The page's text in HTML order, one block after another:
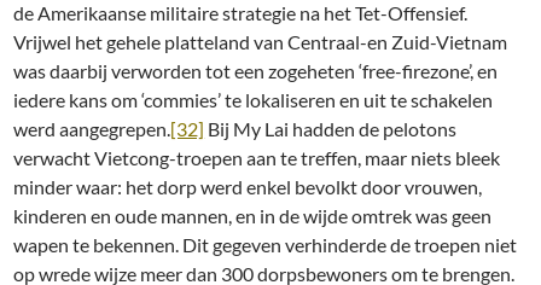
de Amerikaanse militaire strategie na het Tet-Offensief.
Vrijwel het gehele platteland van Centraal-en Zuid-Vietnam
was daarbij verworden tot een zogeheten ‘free-firezone’, en
iedere kans om ‘commies’ te lokaliseren en uit te schakelen
werd aangegrepen.[32] Bij My Lai hadden de pelotons
verwacht Vietcong-troepen aan te treffen, maar niets bleek
minder waar: het dorp werd enkel bevolkt door vrouwen,
kinderen en oude mannen, en in de wijde omtrek was geen
wapen te bekennen. Dit gegeven verhinderde de troepen niet
op wrede wijze meer dan 300 dorpsbewoners om te brengen.